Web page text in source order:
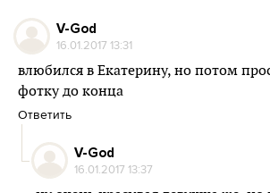
V-God
16.01.2017 13:31
влюбился в Екатерину, но потом
фотку до конца
Ответить
V-God
16.01.2017 13:37